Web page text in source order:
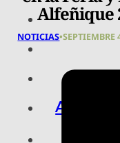
ARTE,
Alfeñique
NOTICIAS•SEPTIEMBRE